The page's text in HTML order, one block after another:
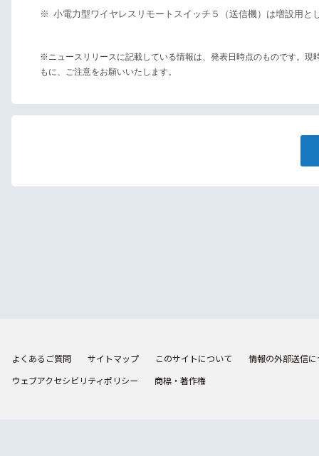
※ 小電力型ワイヤレスリモートスイッチ５（送信機）は増設用と
※ニュースリリースに記載している情報は、発表日時点のものです。
もに、ご注意をお願いいたします。
よくあるご質問 サイトマップ このサイトについて
情報の外部送信
ウェブアクセシビリティポリシー
商標・著作権